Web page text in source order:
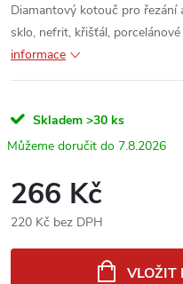
Diamantový kotouč pro řezání
sklo, nefrit, křišťál,
informace
Skladem >30 ks
7.8.2026
266 Kč
220 Kč bez DPH
VLOŽIT